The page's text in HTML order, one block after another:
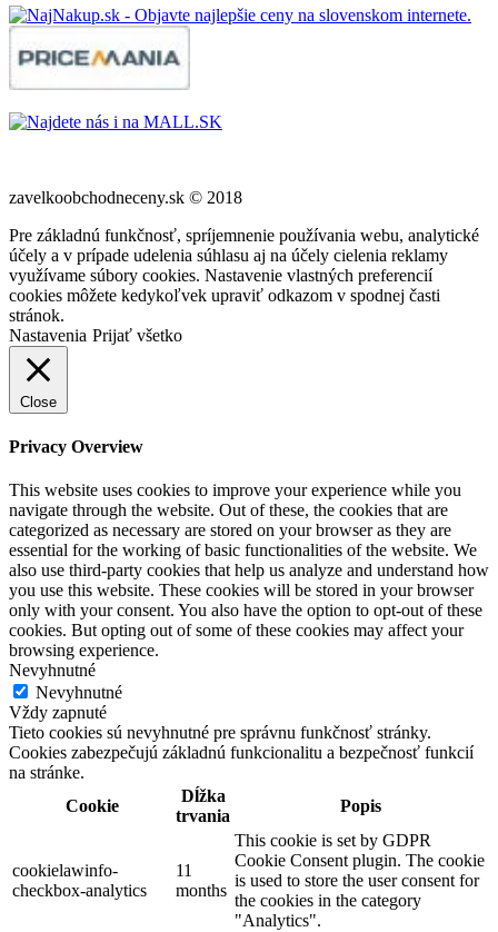
zavelkoobchodneceny.sk © 2018
Pre základnú funkčnosť, spríjemnenie používania webu, analytické
účely a v prípade udelenia súhlasu aj na účely cielenia reklamy
využívame súbory cookies. Nastavenie vlastných preferencií
cookies môžete kedykoľvek upraviť odkazom v spodnej časti
stránok.
Nastavenia Prijať všetko
Close
Privacy Overview
This website uses cookies to improve your experience while you
navigate through the website. Out of these, the cookies that are
categorized as necessary are stored on your browser as they are
essential for the working of basic functionalities of the website. We
also use third-party cookies that help us analyze and understand how
you use this website. These cookies will be stored in your browser
only with your consent. You also have the option to opt-out of these
cookies. But opting out of some of these cookies may affect your
browsing experience.
Nevyhnutné
Nevyhnutné
Vždy zapnuté
Tieto cookies sú nevyhnutné pre správnu funkčnosť stránky.
Cookies zabezpečujú základnú funkcionalitu a bezpečnosť funkcií
na stránke.
Cookie
Dĺžka
trvania
Popis
cookielawinfo-
checkbox-analytics
11
months
This cookie is set by GDPR
Cookie Consent plugin. The cookie
is used to store the user consent for
the cookies in the category
"Analytics".